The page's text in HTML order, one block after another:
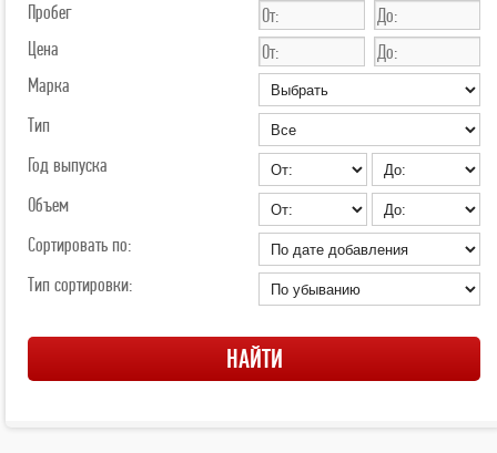
Пробег
Цена
Марка
Тип
Год выпуска
Объем
Сортировать по:
Тип сортировки: